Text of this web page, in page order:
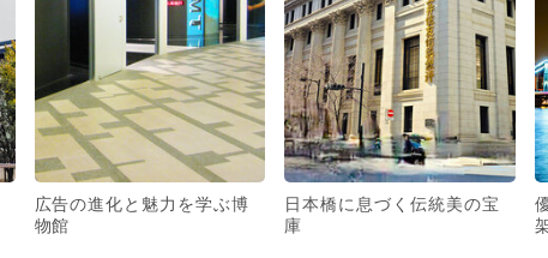
広告の進化と魅力を学ぶ博
物館
日本橋に息づく伝統美の宝
庫